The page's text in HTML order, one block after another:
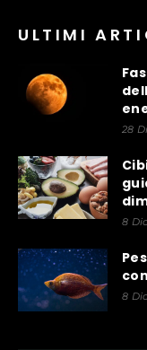
ULTIMI
28
8
8